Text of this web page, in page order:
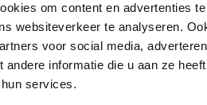
om content en advertenties
websiteverkeer te analyseren.
voor social media,
andere informatie die u aan ze
services.
Afvoeren
Alle sanitair